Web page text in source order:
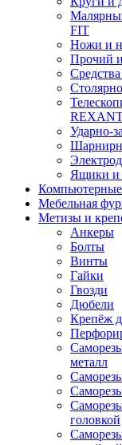
FIT
Ножи и
Прочий
Ударно-
Ящики и
Компьютерные
Мебельная
Метизы и
Анкеры
Болты
Винты
Гайки
Гвозди
Дюбели
Крепёж
металл
головкой